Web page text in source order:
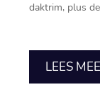
daktrim, plus
LEES